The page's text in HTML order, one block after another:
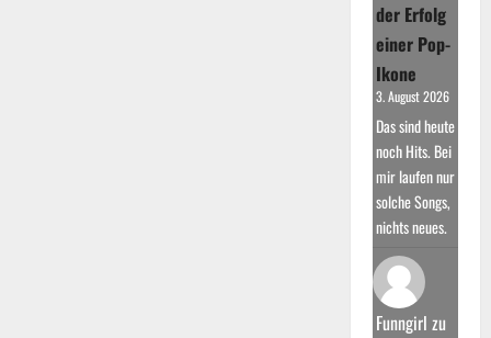
der Erfolg
einer Pop-
Ikone
3. August 2026
Das sind heute
noch Hits. Bei
mir laufen nur
solche Songs,
nichts neues.
Funngirl zu